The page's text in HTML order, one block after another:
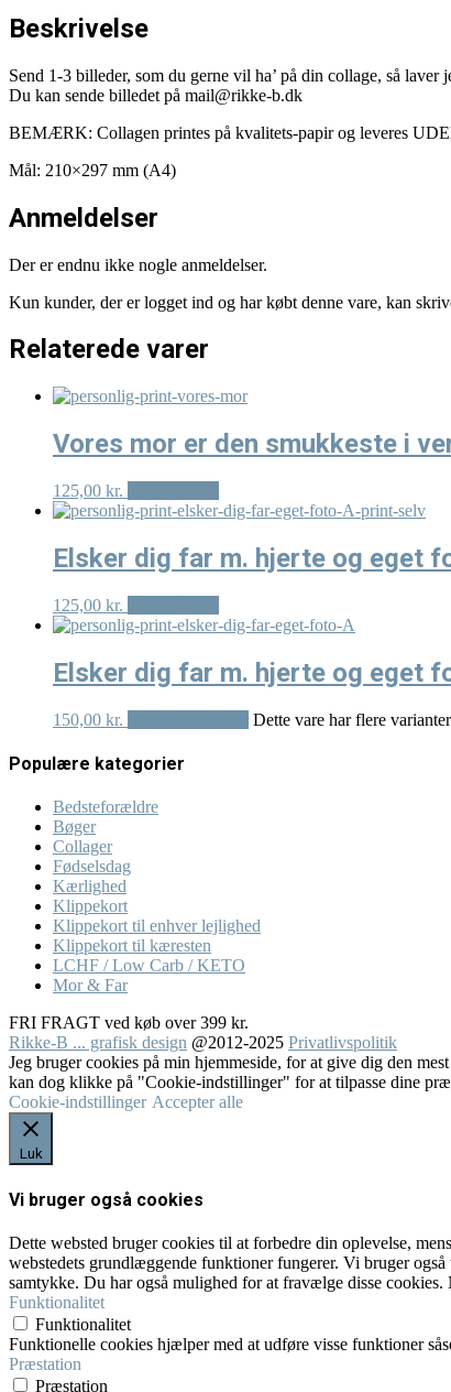
Beskrivelse
Send 1-3 billeder, som du gerne vil ha’ på din collage, så
Du kan sende billedet på mail@rikke-b.dk
BEMÆRK: Collagen printes på kvalitets-papir og leveres
Mål: 210×297 mm (A4)
Anmeldelser
Der er endnu ikke nogle anmeldelser.
Kun kunder, der er logget ind og har købt denne vare, kan
Relaterede varer
Vores mor er den smukkeste i
125,00 kr.
Elsker dig far m. hjerte og eget
125,00 kr.
Elsker dig far m. hjerte og eget
150,00 kr. Dette vare har flere
Populære kategorier
Bedsteforældre
Bøger
Collager
Fødselsdag
Kærlighed
Klippekort
Klippekort til enhver lejlighed
Klippekort til kæresten
LCHF / Low Carb / KETO
Mor & Far
FRI FRAGT ved køb over 399 kr.
Rikke-B ... grafisk design @2012-2025 Privatlivspolitik
Jeg bruger cookies på min hjemmeside, for at give dig den
kan dog klikke på "Cookie-indstillinger" for at tilpasse dine
Cookie-indstillinger Accepter alle
Luk
Vi bruger også cookies
Dette websted bruger cookies til at forbedre din oplevelse,
webstedets grundlæggende funktioner fungerer. Vi bruger
samtykke. Du har også mulighed for at fravælge disse
Funktionalitet
Funktionalitet
Funktionelle cookies hjælper med at udføre visse funktioner
Præstation
Præstation